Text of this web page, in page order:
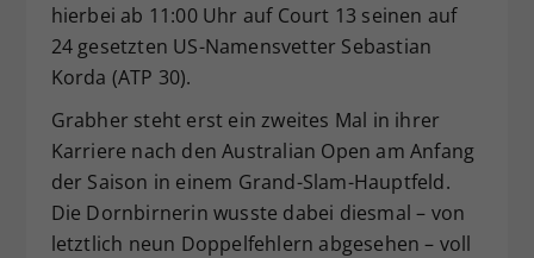
hierbei ab 11:00 Uhr auf Court 13 seinen auf
24 gesetzten US-Namensvetter Sebastian
Korda (ATP 30).
Grabher steht erst ein zweites Mal in ihrer
Karriere nach den Australian Open am Anfang
der Saison in einem Grand-Slam-Hauptfeld.
Die Dornbirnerin wusste dabei diesmal – von
letztlich neun Doppelfehlern abgesehen – voll